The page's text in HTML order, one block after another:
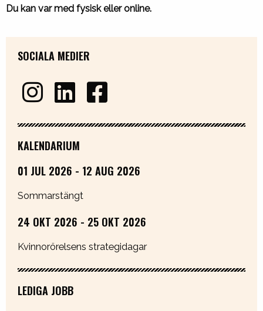
Du kan var med fysisk eller online.
SOCIALA MEDIER
KALENDARIUM
01 JUL 2026 - 12 AUG 2026
Sommarstängt
24 OKT 2026 - 25 OKT 2026
Kvinnorörelsens strategidagar
LEDIGA JOBB